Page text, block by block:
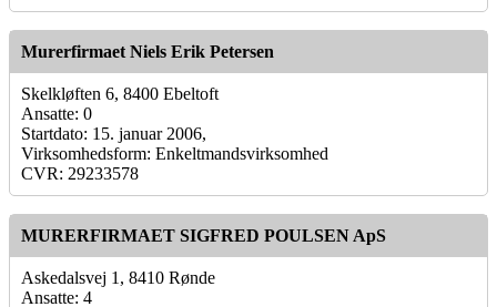
Murerfirmaet Niels Erik Petersen
Skelkløften 6, 8400 Ebeltoft
Ansatte: 0
Startdato: 15. januar 2006,
Virksomhedsform: Enkeltmandsvirksomhed
CVR: 29233578
MURERFIRMAET SIGFRED POULSEN ApS
Askedalsvej 1, 8410 Rønde
Ansatte: 4